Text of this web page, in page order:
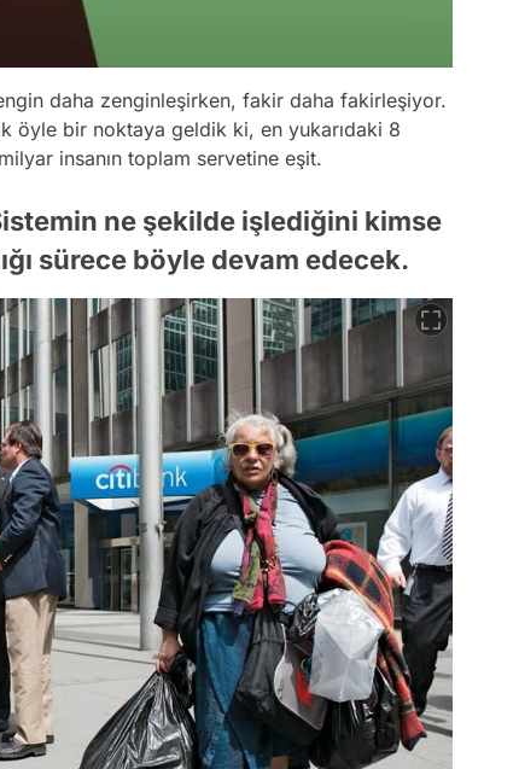
daha zenginleşirken, fakir daha fakirleşiyor.
öyle bir noktaya geldik ki, en yukarıdaki 8
insanın toplam servetine eşit.
ne şekilde işlediğini kimse
sürece böyle devam edecek.